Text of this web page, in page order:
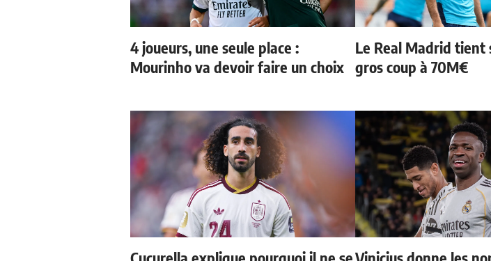
4 joueurs, une seule place :
Mourinho va devoir faire un choix
Le Real Madrid tient
gros coup à 70M€